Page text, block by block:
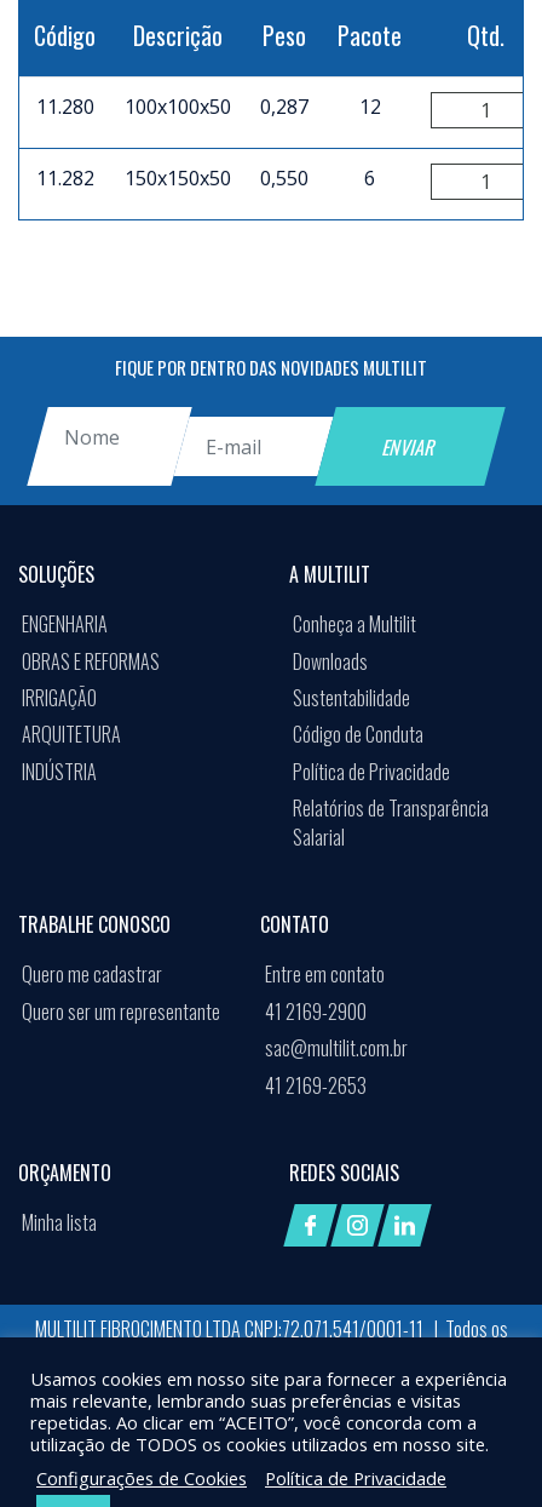
Código Descrição Peso Pacote Qtd.
11.280 100x100x50 0,287 12
11.282 150x150x50 0,550 6
FIQUE POR DENTRO DAS NOVIDADES MULTILIT
SOLUÇÕES
ENGENHARIA
OBRAS E REFORMAS
IRRIGAÇÃO
ARQUITETURA
INDÚSTRIA
A MULTILIT
Conheça a Multilit
Downloads
Sustentabilidade
Código de Conduta
Política de Privacidade
Relatórios de Transparência
Salarial
ORÇAMENTO
Minha lista
TRABALHE CONOSCO
Quero me cadastrar
Quero ser um representante
CONTATO
Entre em contato
41 2169-2900
sac@multilit.com.br
41 2169-2653
REDES SOCIAIS
MULTILIT FIBROCIMENTO LTDA CNPJ:72.071.541/0001-11 | Todos os
Desenvolvido por:Job Space
UTILIZAMOS COOKIES PARA GARANTIR QUE VOCÊ TENHA A MELHOR EXPERIÊNCIA EM
NOSSO SITE. AO CONTINUAR A NAVEGAÇÃO, ASSUMIREMOS QUE VOCÊ ESTÁ DE
ACORDO COM ISSO.
Usamos cookies em nosso site para fornecer a experiência
mais relevante, lembrando suas preferências e visitas
repetidas. Ao clicar em “ACEITO”, você concorda com a
utilização de TODOS os cookies utilizados em nosso site.
Configurações de Cookies
Política de Privacidade